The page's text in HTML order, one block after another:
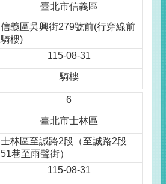
臺北市信義區
信義區吳興街279號前(行穿線前
騎樓)
115-08-31
騎樓
6
臺北市士林區
士林區至誠路2段（至誠路2段
51巷至雨聲街）
115-08-31